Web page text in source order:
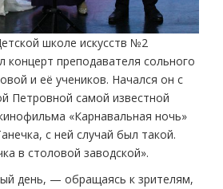
школе искусств №2
концерт преподавателя сольного
и её учеников. Начался он с
Петровной самой известной
«Карнавальная ночь»
с ней случай был такой.
в столовой заводской».
день, — обращаясь к зрителям,